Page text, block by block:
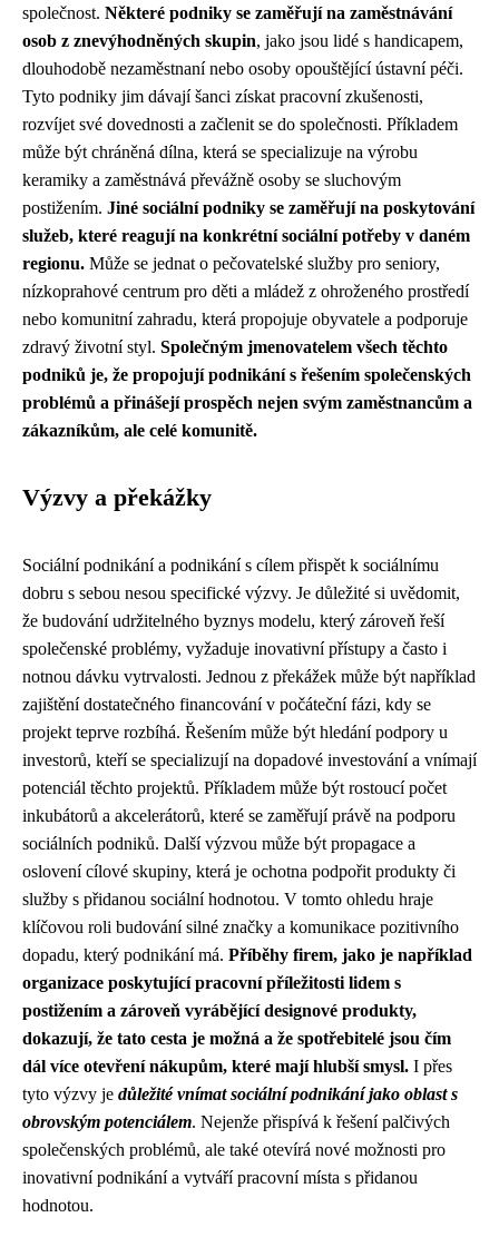
společnost. Některé podniky se zaměřují na zaměstnávání
osob z znevýhodněných skupin, jako jsou lidé s handicapem,
dlouhodobě nezaměstnaní nebo osoby opouštějící ústavní péči.
Tyto podniky jim dávají šanci získat pracovní zkušenosti,
rozvíjet své dovednosti a začlenit se do společnosti. Příkladem
může být chráněná dílna, která se specializuje na výrobu
keramiky a zaměstnává převážně osoby se sluchovým
postižením. Jiné sociální podniky se zaměřují na poskytování
služeb, které reagují na konkrétní sociální potřeby v daném
regionu. Může se jednat o pečovatelské služby pro seniory,
nízkoprahové centrum pro děti a mládež z ohroženého prostředí
nebo komunitní zahradu, která propojuje obyvatele a podporuje
zdravý životní styl. Společným jmenovatelem všech těchto
podniků je, že propojují podnikání s řešením společenských
problémů a přinášejí prospěch nejen svým zaměstnancům a
zákazníkům, ale celé komunitě.
Výzvy a překážky
Sociální podnikání a podnikání s cílem přispět k sociálnímu
dobru s sebou nesou specifické výzvy. Je důležité si uvědomit,
že budování udržitelného byznys modelu, který zároveň řeší
společenské problémy, vyžaduje inovativní přístupy a často i
notnou dávku vytrvalosti. Jednou z překážek může být například
zajištění dostatečného financování v počáteční fázi, kdy se
projekt teprve rozbíhá. Řešením může být hledání podpory u
investorů, kteří se specializují na dopadové investování a vnímají
potenciál těchto projektů. Příkladem může být rostoucí počet
inkubátorů a akcelerátorů, které se zaměřují právě na podporu
sociálních podniků. Další výzvou může být propagace a
oslovení cílové skupiny, která je ochotna podpořit produkty či
služby s přidanou sociální hodnotou. V tomto ohledu hraje
klíčovou roli budování silné značky a komunikace pozitivního
dopadu, který podnikání má. Příběhy firem, jako je například
organizace poskytující pracovní příležitosti lidem s
postižením a zároveň vyrábějící designové produkty,
dokazují, že tato cesta je možná a že spotřebitelé jsou čím
dál více otevření nákupům, které mají hlubší smysl. I přes
tyto výzvy je důležité vnímat sociální podnikání jako oblast s
obrovským potenciálem. Nejenže přispívá k řešení palčivých
společenských problémů, ale také otevírá nové možnosti pro
inovativní podnikání a vytváří pracovní místa s přidanou
hodnotou.